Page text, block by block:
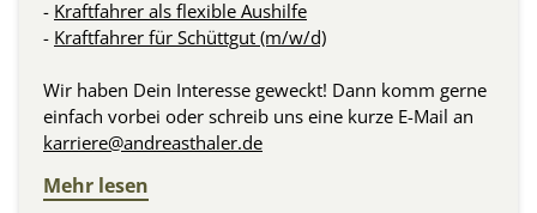
- Kraftfahrer als flexible Aushilfe
- Kraftfahrer für Schüttgut (m/w/d)
Wir haben Dein Interesse geweckt! Dann komm gerne
einfach vorbei oder schreib uns eine kurze E-Mail an
karriere@andreasthaler.de
Mehr lesen